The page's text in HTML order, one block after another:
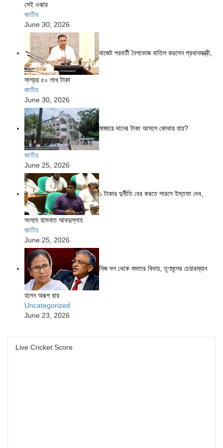
সেই ওঝার
জাতীয়
June 30, 2026
বাজেট পরবর্তী নৈশভোজ বাতিল করলেন প্রধানমন্ত্রী,
সাশ্রয় ৫০ লাখ টাকা
জাতীয়
June 30, 2026
মাজারে দানের টাকা আসলে কোথায় যায়?
জাতীয়
June 25, 2026
১ টাকার দুর্নীতি বের করতে পারলে ইস্তফা দেব,
সংসদে হাসনাত আবদুল্লাহ
জাতীয়
June 25, 2026
নিজ দল থেকে মমতার বিদায়, তৃণমূলের চেয়ারম্যান
হলেন অরূপ রায়
Uncategorized
June 23, 2026
Live Cricket Score